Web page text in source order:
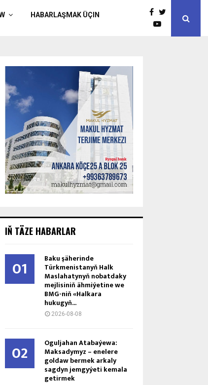
HABARLAŞMAK ÜÇIN
IŇ TÄZE HABARLAR
01 Baku şäherinde
Türkmenistanyň Halk
Maslahatynyň nobatdaky
mejlisiniň ähmiýetine we
BMG-niň «Halkara
hukugyň...
2026-08-08
02 Oguljahan Atabaýewa:
Maksadymyz – enelere
goldaw bermek arkaly
sagdyn jemgyýeti kemala
getirmek